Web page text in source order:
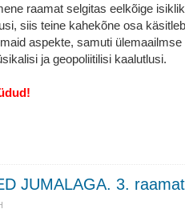
raamat selgitas eelkõige
siis teine kahekõne osa käsitleb
aspekte, samuti ülemaailmse
ja geopoliitilisi kaalutlusi.
JUMALAGA. 3. raamat